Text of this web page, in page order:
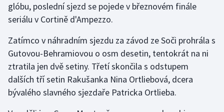
Ostatní
glóbu, poslední sjezd se pojede v březnovém finále
seriálu v Cortině d'Ampezzo.
Zatímco v náhradním sjezdu za závod ze Soči prohrála s
Gutovou-Behramiovou o osm desetin, tentokrát na ni
ztratila jen dvě setiny. Třetí skončila s odstupem
dalších tří setin Rakušanka Nina Ortliebová, dcera
bývalého slavného sjezdaře Patricka Ortlieba.